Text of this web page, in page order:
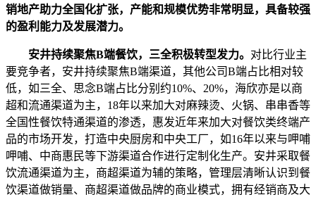
销地产助力全国化扩张，产能和规模优势非常明显，具备较强
的盈利能力及发展潜力。
安井持续聚焦B端餐饮，三全积极转型发力。 对比行业主
要竞争者，安井持续聚焦B端渠道，其他公司B端占比相对较
低，如三全、思念B端占比分别约10%、20%，海欣亦是以商
超和流通渠道为主，18年以来加大对麻辣烫、火锅、串串香等
全国性餐饮特通渠道的渗透，惠发近年来加大对餐饮类终端产
品的市场开发，打造中央厨房和中央工厂，如16年以来与呷哺
呷哺、中商惠民等下游渠道合作进行定制化生产。安井采取餐
饮流通渠道为主，商超渠道为辅的策略，管理层清晰认识到餐
饮渠道做销量、商超渠道做品牌的商业模式，拥有经销商及大